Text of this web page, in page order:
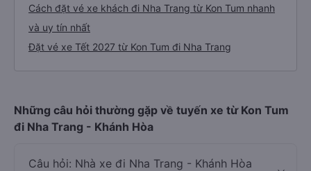
Cách đặt vé xe khách đi Nha Trang từ Kon Tum nhanh
và uy tín nhất
Đặt vé xe Tết 2027 từ Kon Tum đi Nha Trang
Những câu hỏi thường gặp về tuyến xe từ Kon Tum
đi Nha Trang - Khánh Hòa
Câu hỏi: Nhà xe đi Nha Trang - Khánh Hòa